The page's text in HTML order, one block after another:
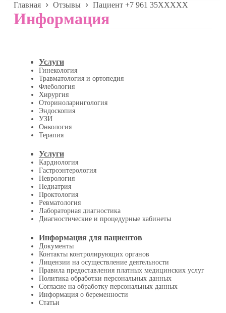
Главная Отзывы Пациент +7 961 35XXXXX
Информация
Услуги
Гинекология
Травматология и ортопедия
Флебология
Хирургия
Оториноларингология
Эндоскопия
УЗИ
Онкология
Терапия
Услуги
Кардиология
Гастроэнтерология
Неврология
Педиатрия
Проктология
Ревматология
Лабораторная диагностика
Диагностические и процедурные кабинеты
Информация для пациентов
Документы
Контакты контролирующих органов
Лицензии на осуществление деятельности
Правила предоставления платных медицинских услуг
Политика обработки персональных данных
Согласие на обработку персональных данных
Информация о беременности
Статьи